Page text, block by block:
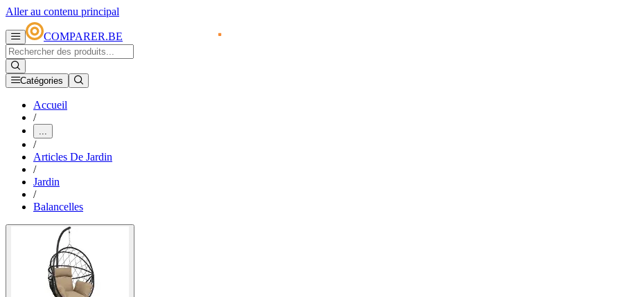
Aller au contenu principal
COMPARER.BE
Catégories
Accueil
/
...
/
Articles De Jardin
/
Jardin
/
Balancelles